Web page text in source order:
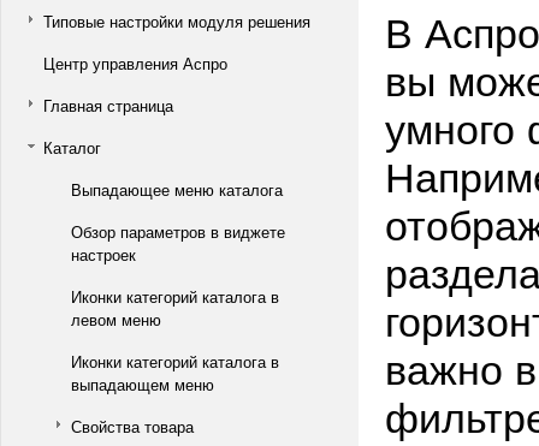
Типовые настройки модуля решения
Центр управления Аспро
Главная страница
Каталог
Выпадающее меню каталога
Обзор параметров в виджете
настроек
Иконки категорий каталога в
левом меню
Иконки категорий каталога в
выпадающем меню
Свойства товара
В
вы
умного
важно